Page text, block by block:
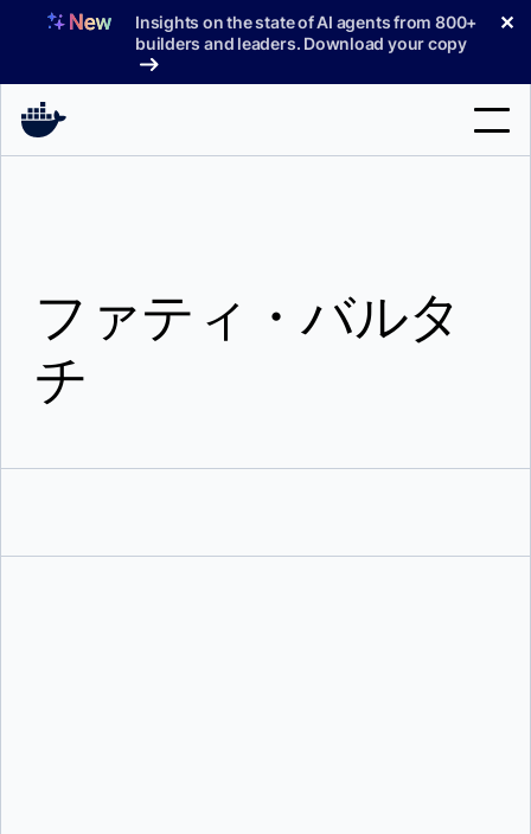
へ
Insights on the state of AI agents from 800+
builders and leaders. Download your copy
✕
料金プラン
ブログ
ファティ・バルタ
チ